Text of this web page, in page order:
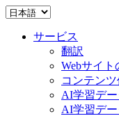
サービス
翻訳
Webサイ
コンテン
AI学習デー
AI学習デ